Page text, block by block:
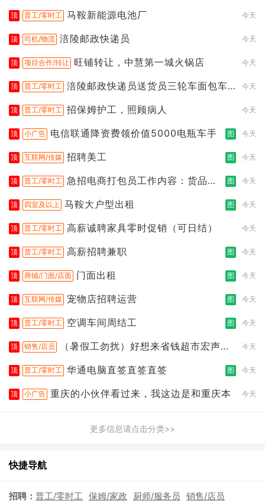
顶 普工/零时工 马鞍新能源电池厂 今天
顶 司机/物流 涪陵邮政快递员 今天
顶 项目合作/转让 旺铺转让，中慧第一城火锅店 今天
顶 普工/零时工 涪陵邮政快递员送货员三轮车面包车
今天
顶 普工/零时工 招保姆护工，照顾病人 今天
顶 小广告 电信联通降资费领价值5000电瓶车手 图 今天
顶 互联网/传媒 招聘美工 图 今天
顶 普工/零时工 急招电商打包员工作内容：货品分
图 今天
顶 四室及以上 马鞍大户型出租 图 今天
顶 普工/零时工 高薪诚聘家具零时促销（可日结） 今天
顶 普工/零时工 高薪招聘兼职 图 今天
顶 商铺/门面/店面 门面出租 图 今天
顶 互联网/传媒 宠物店招聘运营 图 今天
顶 普工/零时工 空调车间周结工 图 今天
顶 销售/店员
（暑假工勿扰）好想来省钱超市宏声桥
今天
顶 普工/零时工 华通电脑直签直签直签 图 今天
顶 小广告 重庆的小伙伴看过来，我这边是和重庆本 今天
更多信息请点击分类>>
快捷导航
招聘： 普工/零时工 保姆/家政 厨师/服务员 销售/店员